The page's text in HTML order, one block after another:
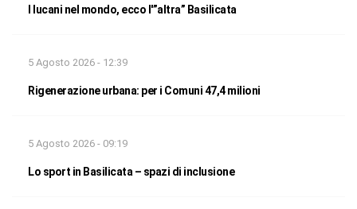
I lucani nel mondo, ecco l'”altra” Basilicata
5 Agosto 2026 - 12:39
Rigenerazione urbana: per i Comuni 47,4 milioni
5 Agosto 2026 - 09:19
Lo sport in Basilicata – spazi di inclusione